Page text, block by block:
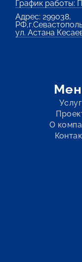
График работы:
Адрес: 299038,
ул. Астана
О